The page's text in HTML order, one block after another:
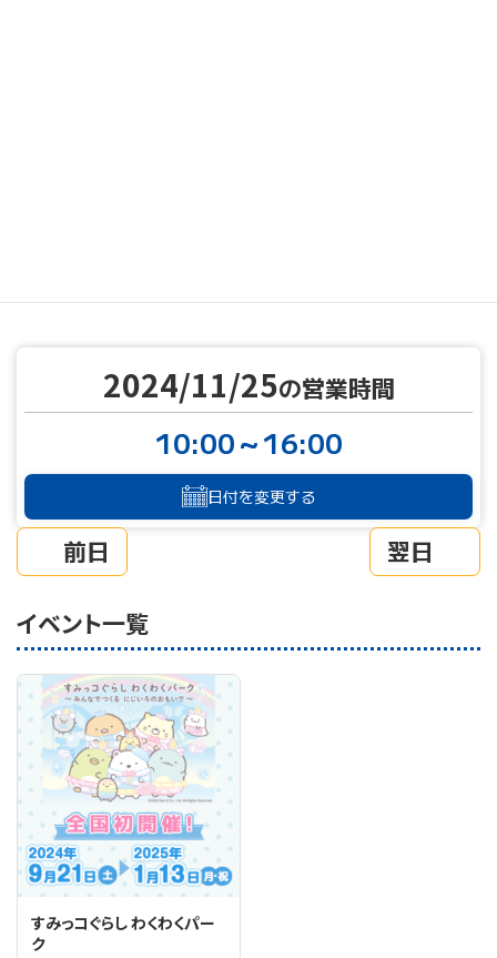
前日
2024/11/25の営業時間
10:00～16:00
日付を変更する
翌日
イベント一覧
すみっコぐらし わくわくパー
ク